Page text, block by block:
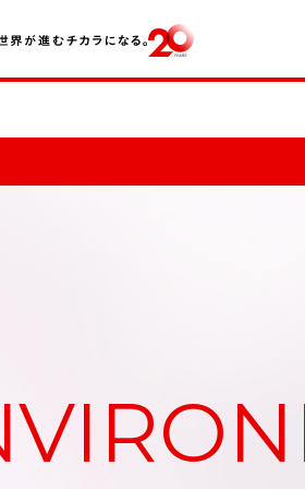
企業情報トップMUFG Way
業務紹介トップMUFGグル